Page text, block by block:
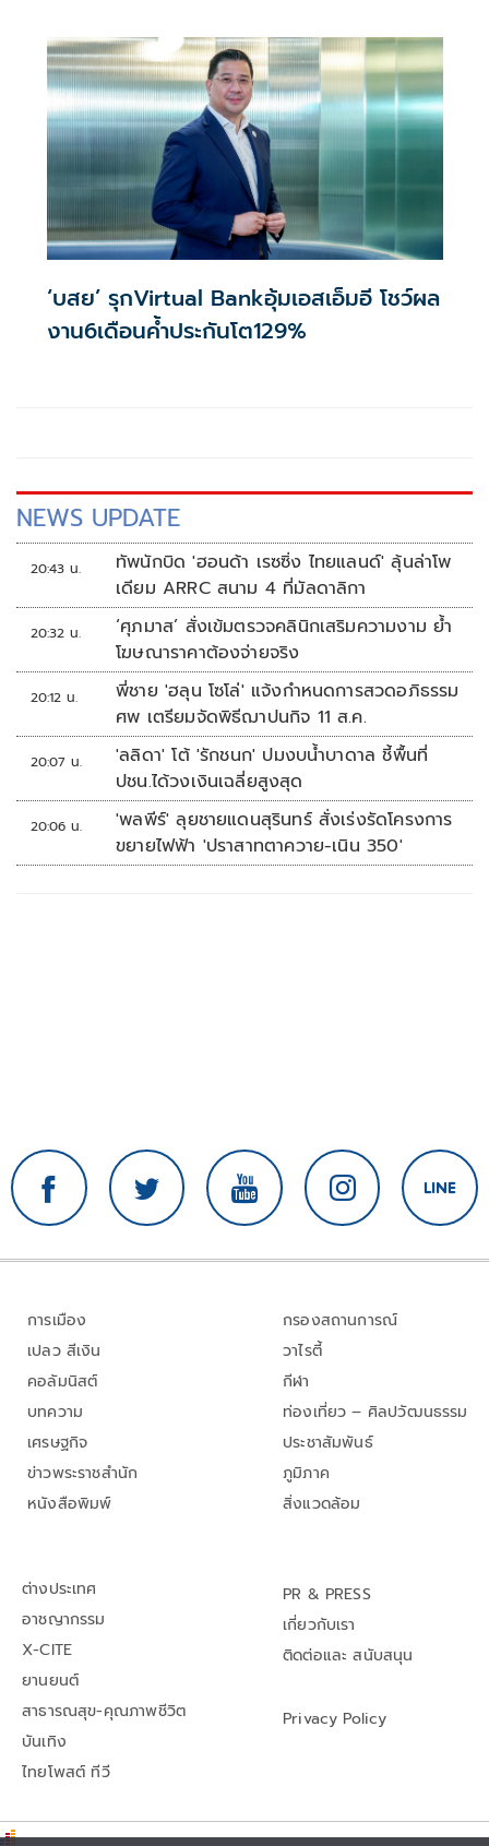
‘บสย’ รุกVirtual Bankอุ้มเอสเอ็มอี โชว์ผล
งาน6เดือนค้ำประกันโต129%
NEWS UPDATE
20:43 น.
ทัพนักบิด 'ฮอนด้า เรซซิ่ง ไทยแลนด์' ลุ้นล่าโพ
เดียม ARRC สนาม 4 ที่มัลดาลิกา
20:32 น.
‘ศุภมาส’ สั่งเข้มตรวจคลินิกเสริมความงาม ย้ำ
โฆษณาราคาต้องจ่ายจริง
20:12 น.
พี่ชาย 'ฮลุน โซโล่' แจ้งกำหนดการสวดอภิธรรม
ศพ เตรียมจัดพิธีฌาปนกิจ 11 ส.ค.
20:07 น.
'ลลิดา' โต้ 'รักชนก' ปมงบน้ำบาดาล ชี้พื้นที่
ปชน.ได้วงเงินเฉลี่ยสูงสุด
20:06 น.
'พลพีร์' ลุยชายแดนสุรินทร์ สั่งเร่งรัดโครงการ
ขยายไฟฟ้า 'ปราสาทตาควาย-เนิน 350'
การเมือง
เปลว สีเงิน
คอลัมนิสต์
บทความ
เศรษฐกิจ
ข่าวพระราชสำนัก
หนังสือพิมพ์
กรองสถานการณ์
วาไรตี้
กีฬา
ท่องเที่ยว – ศิลปวัฒนธรรม
ประชาสัมพันธ์
ภูมิภาค
สิ่งแวดล้อม
ต่างประเทศ
อาชญากรรม
X-CITE
ยานยนต์
สาธารณสุข-คุณภาพชีวิต
บันเทิง
ไทยโพสต์ ทีวี
PR & PRESS
เกี่ยวกับเรา
ติดต่อและ สนับสนุน
Privacy Policy